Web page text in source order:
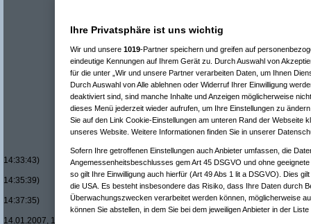
Re(7): Neue "Supersteuer" für Luxusautos
Re(8): Neue "Supersteuer" für Luxusautos
Re(9): Neue "Supersteuer" für Luxusautos(bootleg
Re(10): Neue "Supersteuer" für Luxusautos(
Re(11): Neue "Supersteuer" für Luxusautos
(
Re(12): Neue "Supersteuer" für Luxusautos
Re(13): Neue "Supersteuer" für
Re(14): Neue "Supersteuer" für
Re(15): Neue "Supersteuer" für
Re(16): Neue "Supersteuer" für
Re(17): Neue "Supersteuer"
Re(19): Neue
14:33:43)
Re(20): Neue
14:35:39)
Re(21): Neue
14:37:35)
Re(22): Neue
14.01.2007, 14:38:45)
Ihre Privatsphäre ist uns wichtig
Wir und unsere 1019-Partner speichern und greifen auf
eindeutige Kennungen auf Ihrem Gerät zu. Durch Auswahl von
für die unter „Wir und unsere Partner verarbeiten Daten, um Ihnen
Durch Auswahl von Alle ablehnen oder Widerruf Ihrer Einwilligung
deaktiviert sind, sind manche Inhalte und Anzeigen möglicherweise
dieses Menü jederzeit wieder aufrufen, um Ihre Einstellungen zu
Sie auf den Link Cookie-Einstellungen am unteren Rand der Webseite
unseres Website. Weitere Informationen finden Sie in unserer
Sofern Ihre getroffenen Einstellungen auch Anbieter umfassen, die
Angemessenheitsbeschlusses gem Art 45 DSGVO und ohne
so gilt Ihre Einwilligung auch hierfür (Art 49 Abs 1 lit a DSGVO). Dies
die USA. Es besteht insbesondere das Risiko, dass Ihre Daten durch
Überwachungszwecken verarbeitet werden können, möglicherweise
können Sie abstellen, in dem Sie bei dem jeweiligen Anbieter in der